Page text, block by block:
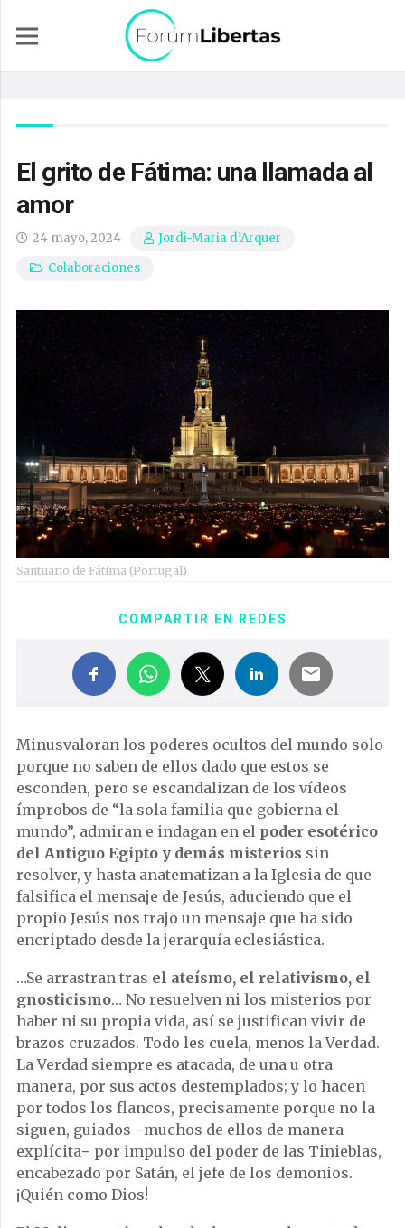
El grito de Fátima: una llamada al
amor
24 mayo, 2024
Jordi-Maria d’Arquer
Colaboraciones
Santuario de Fátima (Portugal)
COMPARTIR EN REDES
Minusvaloran los poderes ocultos del mundo solo
porque no saben de ellos dado que estos se
esconden, pero se escandalizan de los vídeos
ímprobos de “la sola familia que gobierna el
mundo”, admiran e indagan en el poder esotérico
del Antiguo Egipto y demás misterios sin
resolver, y hasta anatematizan a la Iglesia de que
falsifica el mensaje de Jesús, aduciendo que el
propio Jesús nos trajo un mensaje que ha sido
encriptado desde la jerarquía eclesiástica.
…Se arrastran tras el ateísmo, el relativismo, el
gnosticismo… No resuelven ni los misterios por
haber ni su propia vida, así se justifican vivir de
brazos cruzados. Todo les cuela, menos la Verdad.
La Verdad siempre es atacada, de una u otra
manera, por sus actos destemplados; y lo hacen
por todos los flancos, precisamente porque no la
siguen, guiados −muchos de ellos de manera
explícita− por impulso del poder de las Tinieblas,
encabezado por Satán, el jefe de los demonios.
¡Quién como Dios!